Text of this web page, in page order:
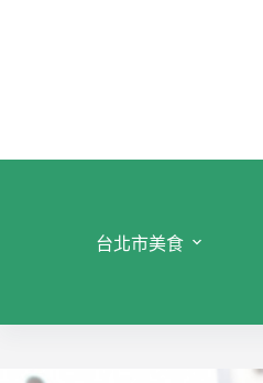
台北市美食